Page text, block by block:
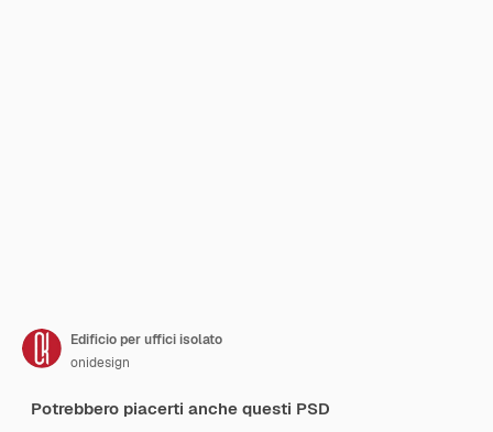
Edificio per uffici isolato
onidesign
Potrebbero piacerti anche questi PSD